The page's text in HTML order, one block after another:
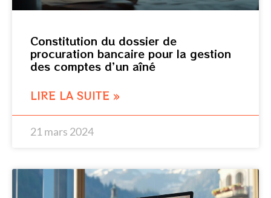
Constitution du dossier de
procuration bancaire pour la gestion
des comptes d’un aîné
LIRE LA SUITE »
21 mars 2024